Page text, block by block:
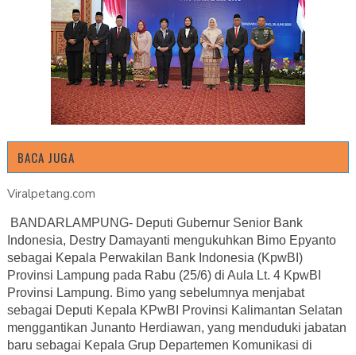
BACA JUGA
Viralpetang.com
BANDARLAMPUNG- Deputi Gubernur Senior Bank
Indonesia, Destry Damayanti mengukuhkan Bimo Epyanto
sebagai Kepala Perwakilan Bank Indonesia (KpwBI)
Provinsi Lampung pada Rabu (25/6) di Aula Lt. 4 KpwBI
Provinsi Lampung. Bimo yang sebelumnya menjabat
sebagai Deputi Kepala KPwBI Provinsi Kalimantan Selatan
menggantikan Junanto Herdiawan, yang menduduki jabatan
baru sebagai Kepala Grup Departemen Komunikasi di